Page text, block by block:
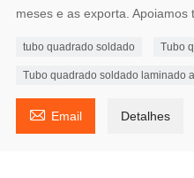
meses e as exporta. Apoiamos
tubo quadrado soldado Tubo
Tubo quadrado soldado laminado
 Email Detalhes